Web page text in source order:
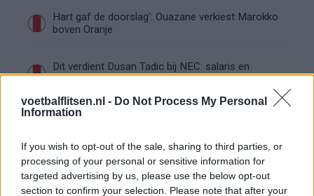
voetbalflitsen.nl - Do Not Process My Personal
Information
If you wish to opt-out of the sale, sharing to third parties, or
processing of your personal or sensitive information for
targeted advertising by us, please use the below opt-out
section to confirm your selection. Please note that after your
Hart gaf de doorslag': Ouazane verkiest Marokko
boven Oranje
Dit verdient Dusan Tadic bij NEC: salaris en
contractdetails
Ajax dicht bij komst Arokodare: huurdeal met
Ajax helpt Burnley uit de brand met afgeknipte
sokken na blunder met tenues